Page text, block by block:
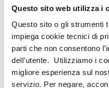
Questo sito web utilizza i
Questo sito o gli strumenti
impiega cookie tecnici di
parti che non consentono
dell’utente. Utilizziamo i
migliore esperienza sul
servizio. Per negare,